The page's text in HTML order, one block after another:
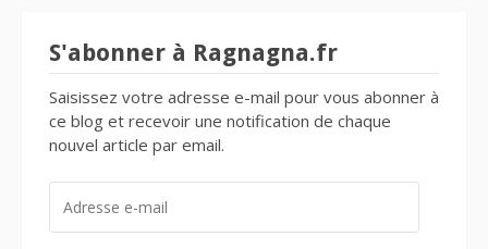
S'abonner à Ragnagna.fr
Saisissez votre adresse e-mail pour vous abonner à
ce blog et recevoir une notification de chaque
nouvel article par email.
MAIL